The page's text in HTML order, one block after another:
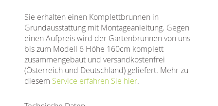
Sie erhalten einen Komplettbrunnen in
Grundausstattung mit Montageanleitung. Gegen
einen Aufpreis wird der Gartenbrunnen von uns
bis zum Modell 6 Höhe 160cm komplett
zusammengebaut und versandkostenfrei
(Österreich und Deutschland) geliefert. Mehr zu
diesem Service erfahren Sie hier.